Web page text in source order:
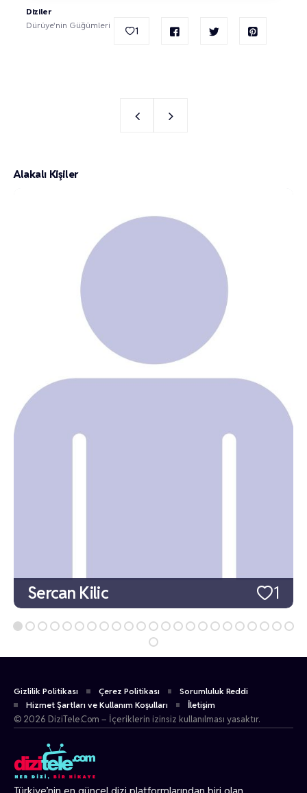
Diziler
Dürüye'nin Güğümleri
1
Alakalı Kişiler
1
Sercan Kilic
Gizlilik Politikası Çerez Politikası
Sorumluluk Reddi
Hizmet Şartları ve Kullanım Koşulları
İletişim
© 2026 DiziTele.Com – İçeriklerin izinsiz kullanılması yasaktır.